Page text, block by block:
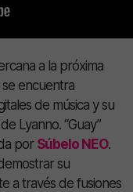
a la próxima
se encuentra
de música y su
Lyanno. “Guay”
por Súbelo NEO.
su
a través de fusiones